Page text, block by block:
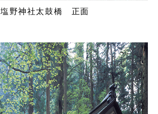
塩野神社太鼓橋 正面